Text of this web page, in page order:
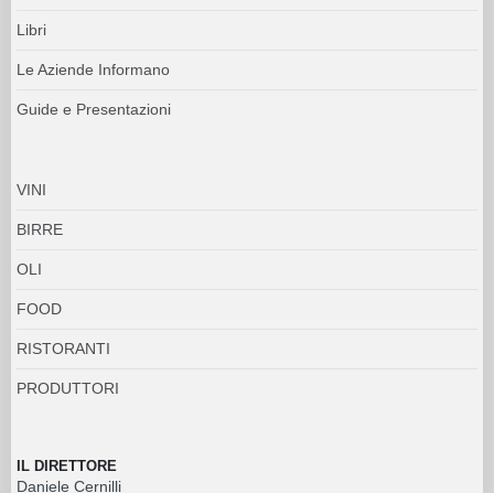
Libri
Le Aziende Informano
Guide e Presentazioni
VINI
BIRRE
OLI
FOOD
RISTORANTI
PRODUTTORI
IL DIRETTORE
Daniele Cernilli